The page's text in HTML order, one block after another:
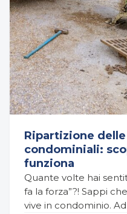
Ripartizione
condominiali:
funziona
Quante volte hai
fa la forza”?! Sappi
vive in condominio.